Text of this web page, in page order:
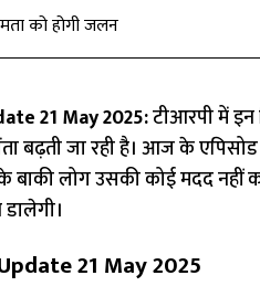
को होगी जलन
21 May 2025:टीआरपी में इन
बढ़ती जा रही है। आज के
के बाकी लोग उसकी कोई मदद
21 May 2025